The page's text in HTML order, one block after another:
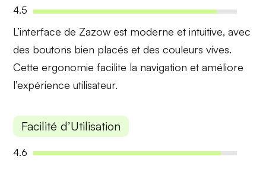
4.5
L’interface de Zazow est moderne etintuitive, avec
des boutons bien placés et des couleurs vives.
Cetteergonomie facilite la navigation et améliore
l’expérience utilisateur.
Facilité d’Utilisation
4.6